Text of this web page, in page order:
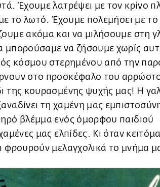
Έχουμε λατρέψει με τον κρίνο
το λωτό. Έχουμε πολεμήσει με
ακόμα και να μιλήσουμε στη
να ζήσουμε χωρίς
κόσμου στερημένου από την
στο προσκέφαλο του
της κουρασμένης ψυχής μας! Η
τη χαμένη μας
βλέμμα ενός όμορφου παιδιού
μας ελπίδες. Κι όταν
φρουρούν μελαγχολικά το μνήμα